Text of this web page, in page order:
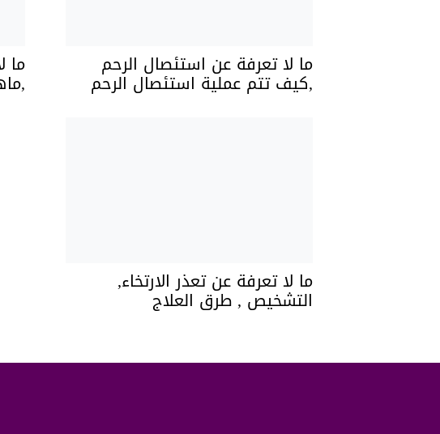
ما لا تعرفة عن استئصال الرحم
,كيف تتم عملية استئصال الرحم
ما
ما لا تعرفة عن تعذر الارتخاء,
التشخيص , طرق العلاج